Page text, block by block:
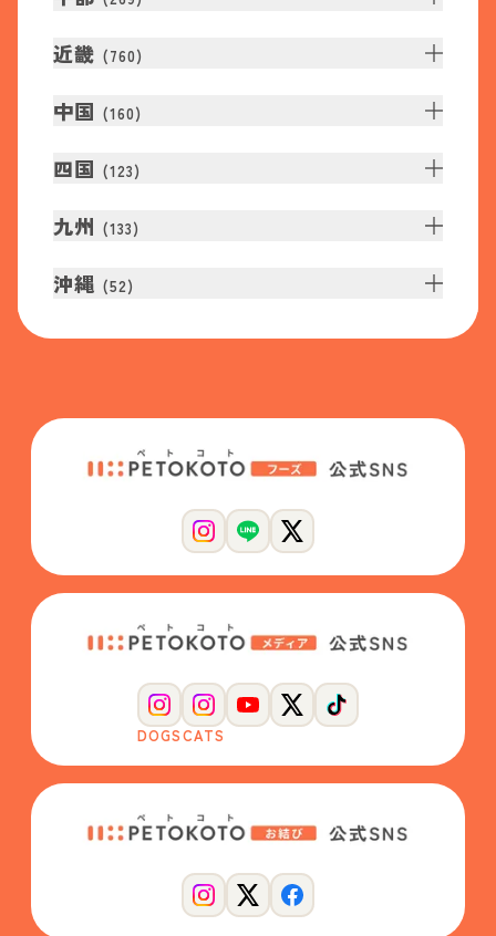
近畿 (760)
中国 (160)
四国 (123)
九州 (133)
沖縄 (52)
DOGSCATS